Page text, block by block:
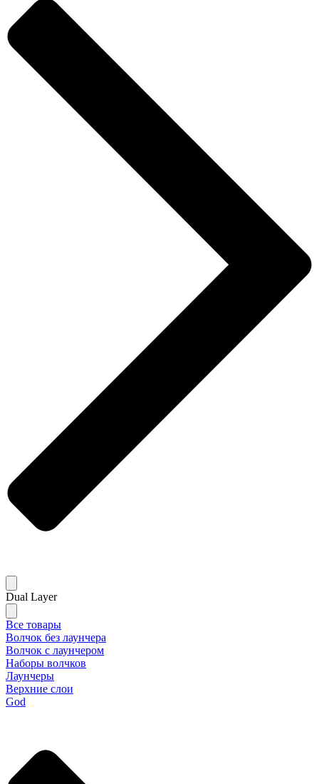
Dual Layer
Все товары
Волчок без лаунчера
Волчок с лаунчером
Наборы волчков
Лаунчеры
Верхние слои
God